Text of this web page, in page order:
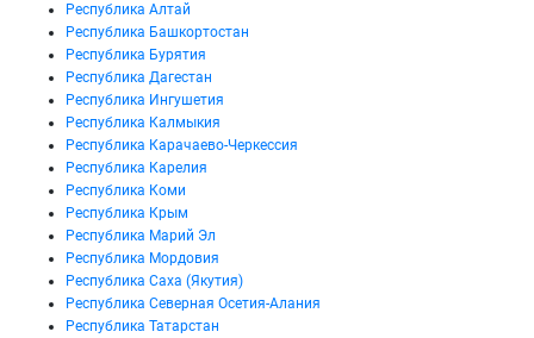
Республика Алтай
Республика Башкортостан
Республика Бурятия
Республика Дагестан
Республика Ингушетия
Республика Калмыкия
Республика Карачаево-Черкессия
Республика Карелия
Республика Коми
Республика Крым
Республика Марий Эл
Республика Мордовия
Республика Саха (Якутия)
Республика Северная Осетия-Алания
Республика Татарстан